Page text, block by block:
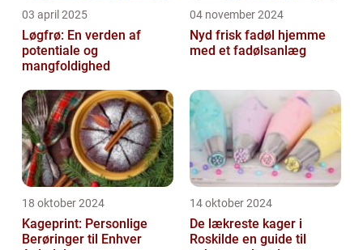
03 april 2025
Løgfrø: En verden af
potentiale og
mangfoldighed
04 november 2024
Nyd frisk fadøl hjemme
med et fadølsanlæg
18 oktober 2024
Kageprint: Personlige
Berøringer til Enhver
14 oktober 2024
De lækreste kager i
Roskilde en guide til